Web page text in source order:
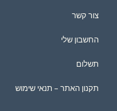
צור קשר
החשבון שלי
תשלום
תקנון האתר – תנאי שימוש